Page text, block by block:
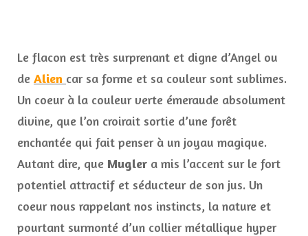
Le flacon est très surprenant et digne d’Angel ou
de Alien car sa forme et sa couleur sont sublimes.
Un coeur à la couleur verte émeraude absolument
divine, que l’on croirait sortie d’une forêt
enchantée qui fait penser à un joyau magique.
Autant dire, que Mugler a mis l’accent sur le fort
potentiel attractif et séducteur de son jus. Un
coeur nous rappelant nos instincts, la nature et
pourtant surmonté d’un collier métallique hyper